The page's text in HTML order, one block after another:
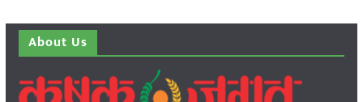
About Us